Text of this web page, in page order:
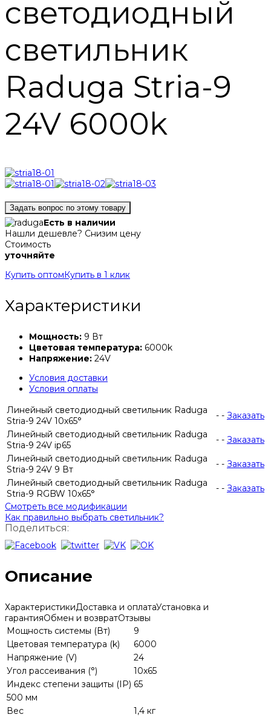
светодиодный
светильник
Raduga Stria-9
24V 6000k
Задать вопрос по этому товару
Есть в наличии
Нашли дешевле? Снизим цену
Стоимость
уточняйте
Купить оптом Купить в 1 клик
Характеристики
Мощность: 9 Вт
Цветовая температура: 6000k
Напряжение: 24V
Условия доставки
Условия оплаты
Линейный светодиодный светильник Raduga
Stria-9 24V 10х65°
- - Заказать
Линейный светодиодный светильник Raduga
Stria-9 24V ip65
- - Заказать
Линейный светодиодный светильник Raduga
Stria-9 24V 9 Вт
- - Заказать
Линейный светодиодный светильник Raduga
Stria-9 RGBW 10х65°
- - Заказать
Смотреть все модификации
Как правильно выбрать светильник?
Поделиться:
Описание
ХарактеристикиДоставка и оплатаУстановка и
гарантияОбмен и возвратОтзывы
Мощность системы (Вт)
9
Цветовая температура (k)
6000
Напряжение (V)
24
Угол рассеивания (°)
10x65
Индекс степени защиты (IP) 65
500 мм
Вес
1,4 кг